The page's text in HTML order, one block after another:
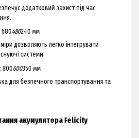
додатковий захист під час
680480240 мм
дозволяють легко інтегрувати
системи.
: 800600350 мм
для безпечного транспортування та
акумулятора Felicity